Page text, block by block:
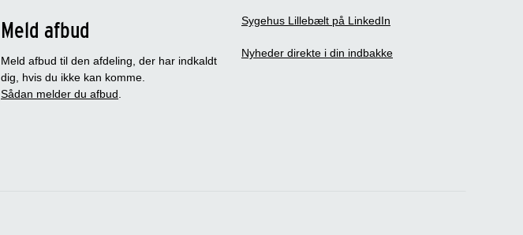
Meld afbud
Meld afbud til den afdeling, der har indkaldt
dig, hvis du ikke kan komme.
Sådan melder du afbud
Sygehus Lillebælt på LinkedIn
Nyheder direkte i din indbakke